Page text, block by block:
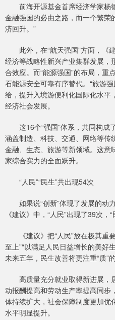
前海开源基金首席经济学家杨
金融强国的必由之路，而一个繁
济回升。”
此外，在“航天强国”方面，《
经济等战略性新兴产业集群发展，
合效应。而“能源强国”的布局，重
石能源安全可靠有序替代。“旅游
给，提升入境游便利化国际化水
经济社会发展。
这16个“强国”体系，共同构成
涵盖制造、科技、交通、网络等传
金融、生态、旅游等新领域。这意
家综合实力的全面跃升。
“人民”“民生”共出现54次
如果说“创新”体现了发展的动
《建议》中，“人民”出现了39次，“
《建议》把“人民”放在极其重
至上”“以满足人民日益增长的美好
未来五年，民生改善将更注重“质”
高质量充分就业取得新进展，
动报酬提高和劳动生产率提高同
体持续扩大，社会保障制度更加
水平明显提升。